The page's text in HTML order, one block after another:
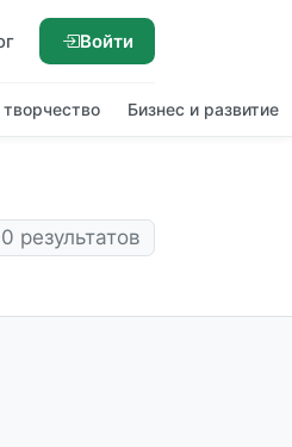
Войти
Бизнес и развитие
0 результатов